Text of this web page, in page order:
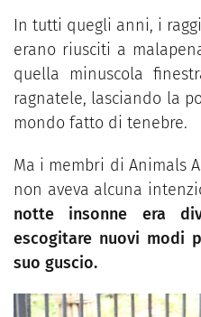
In tutti quegli anni, i
erano riusciti a
quella minuscola
ragnatele, lasciando la
mondo fatto di tenebre.
Ma i membri di Animals
non aveva alcuna
notte insonne era
escogitare nuovi modi
suo guscio.